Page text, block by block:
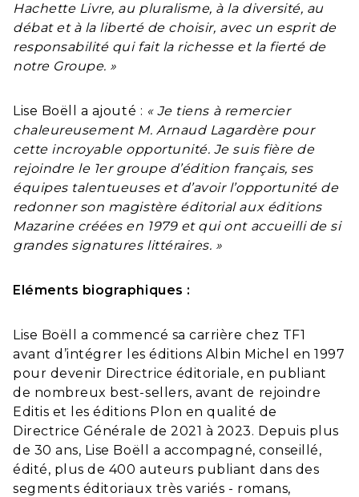
Hachette Livre, au pluralisme, à la diversité, au
débat et à la liberté de choisir, avec un esprit de
responsabilité qui fait la richesse et la fierté de
notre Groupe. »
Lise Boëll a ajouté : « Je tiens à remercier
chaleureusement M. Arnaud Lagardère pour
cette incroyable opportunité. Je suis fière de
rejoindre le 1er groupe d’édition français, ses
équipes talentueuses et d’avoir l’opportunité de
redonner son magistère éditorial aux éditions
Mazarine créées en 1979 et qui ont accueilli de si
grandes signatures littéraires. »
Eléments biographiques :
Lise Boëll
a commencé sa carrière chez TF1
avant d’intégrer les éditions Albin Michel en 1997
pour devenir Directrice éditoriale, en publiant
de nombreux best-sellers, avant de rejoindre
Editis et les éditions Plon en qualité de
Directrice Générale de 2021 à 2023. Depuis plus
de 30 ans, Lise Boëll
a accompagné, conseillé,
édité, plus de 400 auteurs publiant dans des
segments éditoriaux très variés - romans,